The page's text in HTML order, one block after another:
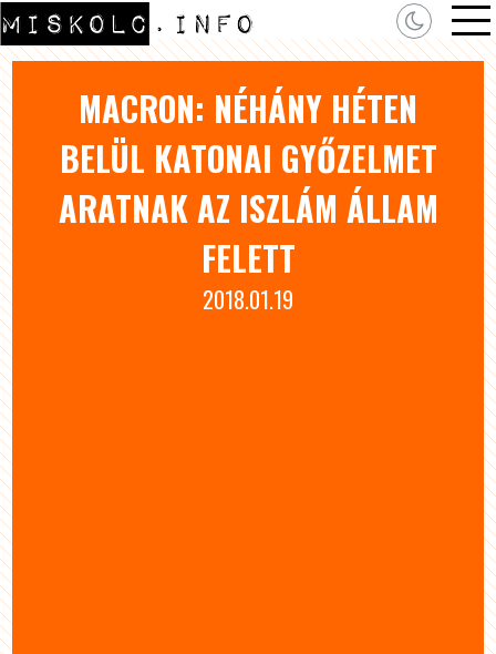
MACRON: NÉHÁNY HÉTEN
BELÜL KATONAI GYŐZELMET
ARATNAK AZ ISZLÁM ÁLLAM
FELETT
2018.01.19